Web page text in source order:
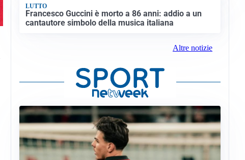
LUTTO
Francesco Guccini è morto a 86 anni: addio a un
cantautore simbolo della musica italiana
Altre notizie